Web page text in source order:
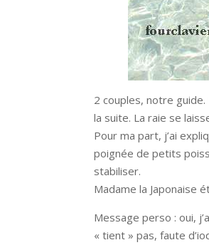
2 couples, notre
la suite. La raie se
Pour ma part, j’ai
poignée de petits
stabiliser.
Madame la Japonaise
Message perso : oui,
« tient » pas, faute